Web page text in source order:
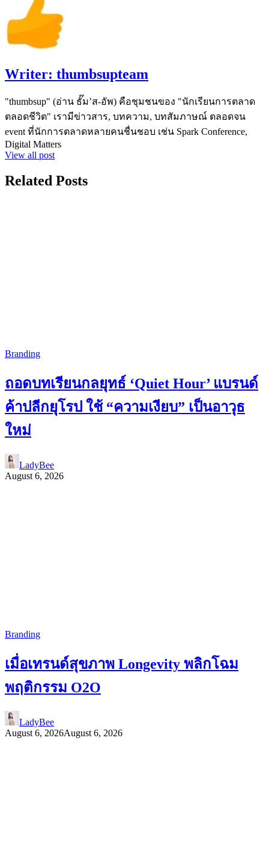
Writer: thumbsupteam
"thumbsup" (อ่าน ธั๊ม’ส-อัพ) คือชุมชนของ "นักเรียนการตลาด
ตลอดชีวิต" เรามีข่าวสาร, บทความ, บทสัมภาษณ์ ตลอดจน
event ที่นักการตลาดหลายคนชื่นชอบ เช่น Spark Conference,
Digital Matters
View all post
Related Posts
Branding
ถอดบทเรียนกลยุทธ์ ‘Quiet Hour’ แบรนด์
ค้าปลีกยุโรป ใช้ “ความเงียบ” เป็นอาวุธ
ใหม่
LadyBee
August 6, 2026
Branding
เมื่อเทรนด์สุขภาพ Longevity พลิกโฉม
พฤติกรรม O2O
LadyBee
August 6, 2026August 6, 2026